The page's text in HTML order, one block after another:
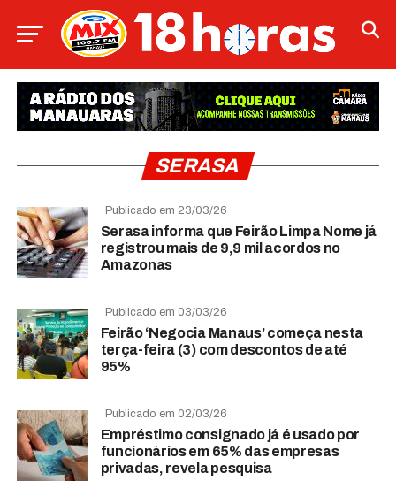
SERASA
Publicado em 23/03/26
Serasa informa que Feirão Limpa Nome já
registrou mais de 9,9 mil acordos no
Amazonas
Publicado em 03/03/26
Feirão ‘Negocia Manaus’ começa nesta
terça-feira (3) com descontos de até
95%
Publicado em 02/03/26
Empréstimo consignado já é usado por
funcionários em 65% das empresas
privadas, revela pesquisa